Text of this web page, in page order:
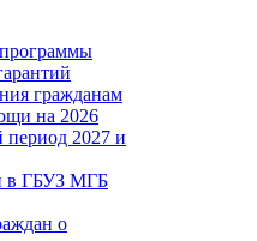
гражданам
на 2026
период 2027 и
в ГБУЗ МГБ
о